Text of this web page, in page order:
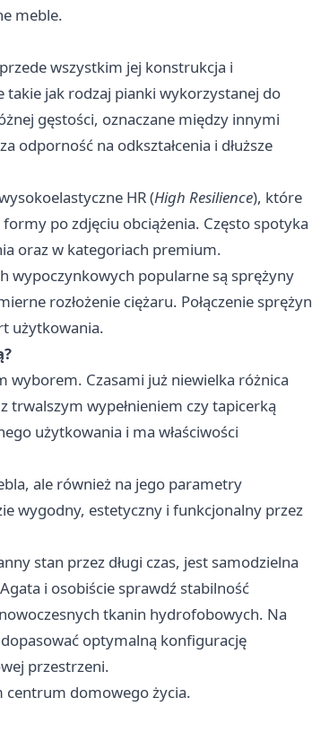
meble.
wszystkim jej konstrukcja i
jak rodzaj pianki wykorzystanej do
gęstości, oznaczane między innymi
odporność na odkształcenia i dłuższe
HR (High Resilience), które
po zdjęciu obciążenia. Często spotyka
oraz w kategoriach premium.
wypoczynkowych popularne są sprężyny
rozłożenie ciężaru. Połączenie sprężyn
użytkowania.
wyborem. Czasami już niewielka różnica
trwalszym wypełnieniem czy tapicerką
użytkowania i ma właściwości
ale również na jego parametry
wygodny, estetyczny i funkcjonalny przez
stan przez długi czas, jest samodzielna
i osobiście sprawdź stabilność
tkanin hydrofobowych. Na
optymalną konfigurację
przestrzeni.
centrum domowego życia.